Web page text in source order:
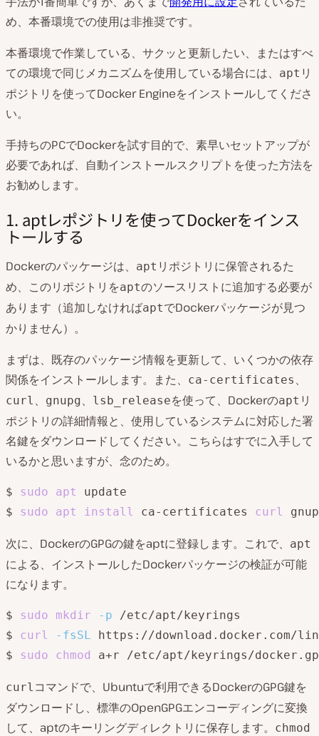
め、本番環境での使用は非推奨です。
本番環境で作業している、サクッと更新したい、またはすべ
ての環境で同じメカニズムを使用している場合には、
apt リ
ポジトリを使ってDocker Engineをインストールしてくださ
い。
手持ちのPCでDockerを試す目的で、素早いセットアップが
必要であれば、自動インストールスクリプトを使った方法を
お勧めします。
1. aptレポジトリを使ってDockerをインス
トールする
Dockerのパッケージは、 apt リポジトリに保管されるた
め、このリポジトリをaptのソースリストに追加する必要が
あります（追加しなければaptでDockerパッケージが見つ
かりません）。
まずは、既存のパッケージ情報を更新して、いくつかの依存
関係をインストールします。また、
ca-certificates 、
curl 、 gnupg、 lsb_releaseを使って、Dockerのapt リ
ポジトリの詳細情報と、使用しているシステムに対応した署
名鍵をダウンロードしてください。こちらはすでに入手して
いるかと思いますが、念のため。
$ sudo apt
update
$ sudo apt install ca-certificates curl
次に、DockerのGPGの鍵をaptに登録します。これで、 apt
による、インストールしたDockerパッケージの検証が可能
になります。
$ sudo mkdir -p /etc/apt/keyrings
$ curl -fsSL
https://download.docker.com/
$ sudo chmod
curl コマンドで、Ubuntuで利用できるDockerのGPG鍵を
ダウンロードし、標準のOpenGPGエンコーディングに変換
して、aptのキーリングディレクトリに保存します。
chmod